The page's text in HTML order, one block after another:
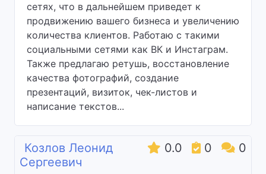
сетях, что в дальнейшем приведет к
продвижению вашего бизнеса и увеличению
количества клиентов. Работаю с такими
социальными сетями как ВК и Инстаграм.
Также предлагаю ретушь, восстановление
качества фотографий, создание
презентаций, визиток, чек-листов и
написание текстов...
0.0 0 0
Козлов Леонид
Сергеевич